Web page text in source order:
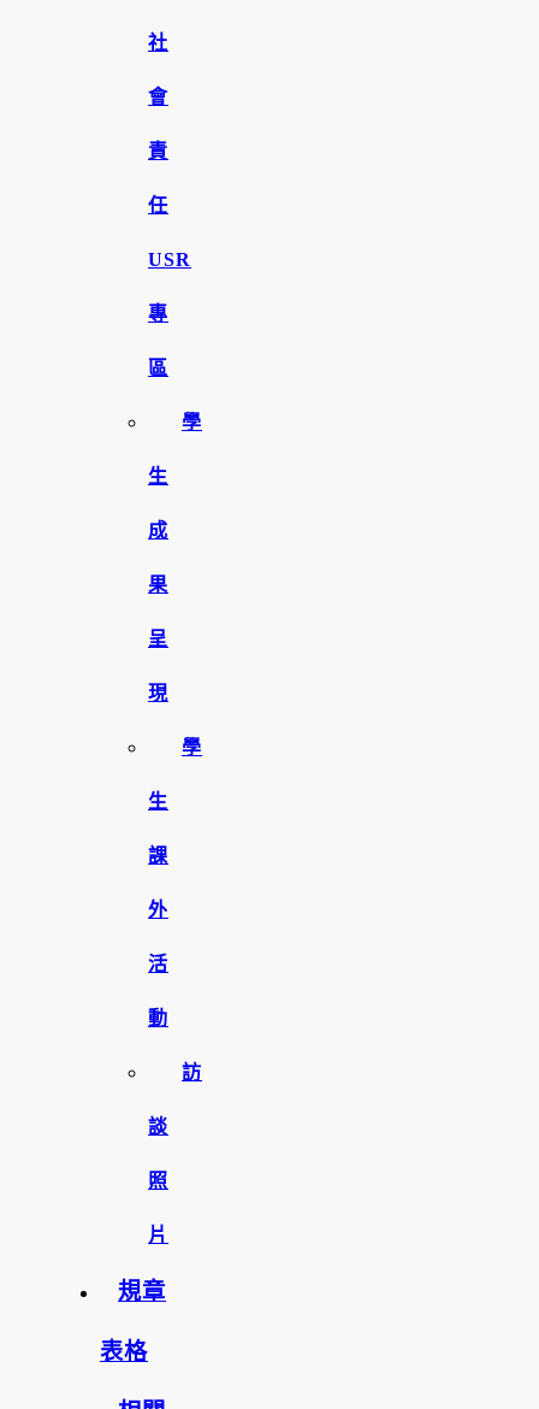
社
會
責
任
USR
專
區
學
生
成
果
呈
現
學
生
課
外
活
動
訪
談
照
片
規章
表格